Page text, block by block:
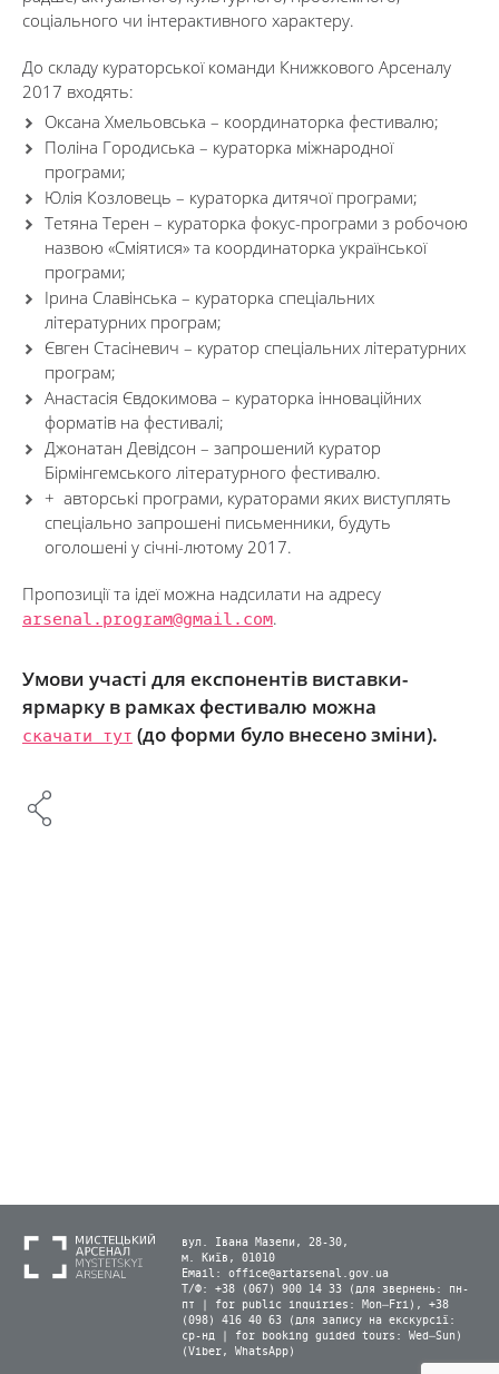
соціального чи інтерактивного характеру.
До складу кураторської команди Книжкового Арсеналу
2017 входять:
Оксана Хмельовська – координаторка фестивалю;
Поліна Городиська – кураторка міжнародної
програми;
Юлія Козловець – кураторка дитячої програми;
Тетяна Терен – кураторка фокус-програми з робочою
назвою «Сміятися» та координаторка української
програми;
Ірина Славінська – кураторка спеціальних
літературних програм;
Євген Стасіневич – куратор спеціальних літературних
програм;
Анастасія Євдокимова – кураторка інноваційних
форматів на фестивалі;
Джонатан Девідсон – запрошений куратор
Бірмінгемського літературного фестивалю.
+ авторські програми, кураторами яких виступлять
спеціально запрошені письменники, будуть
оголошені у січні-лютому 2017.
Пропозиції та ідеї можна надсилати на адресу
arsenal.program@gmail.com.
Умови участі для експонентів виставки-
ярмарку в рамках фестивалю можна
скачати тут (до форми було внесено зміни).
вул. Івана Мазепи, 28-30,
м. Київ, 01010
Email: office@artarsenal.gov.ua
Т/Ф: +38 (067) 900 14 33 (для звернень: пн-
пт | for public inquiries: Mon–Fri), +38
(098) 416 40 63 (для запису на екскурсії:
ср-нд | for booking guided tours: Wed–Sun)
(Viber, WhatsApp)